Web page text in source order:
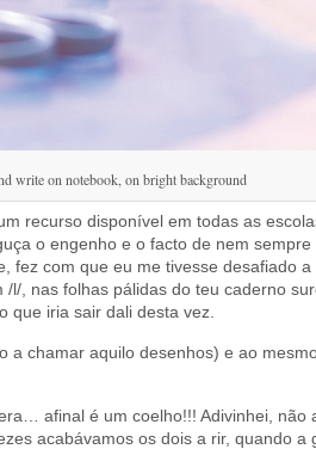
write on notebook, on bright background
recurso disponível em todas as
o engenho e o facto de nem
fez com que eu me tivesse desafiado
, nas folhas pálidas do teu caderno
que iria sair dali desta vez.
chamar aquilo desenhos) e ao
afinal é um coelho!!! Adivinhei, não
acabávamos os dois a rir, quando